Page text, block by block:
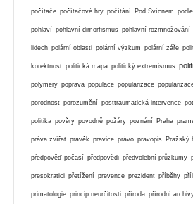
počítače počítačové hry počítání Pod Svícnem
pohlaví pohlavní dimorfismus pohlavní rozmnožování
lidech polární oblasti polární výzkum polární záře
korektnost politická mapa politický extremismus
polymery poprava populace popularizace
porodnost porozumění posttraumatická intervence
politika pověry povodně požáry poznání Praha
práva zvířat pravěk pravice právo pravopis Pražský
předpověď počasí předpovědi předvolební průzkumy
presokratici přetížení prevence prezident příběhy
primatologie princip neurčitosti příroda přírodní